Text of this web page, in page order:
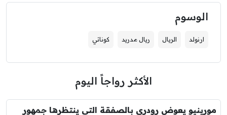
الوسوم
ارنولد الريال ريال مدريد كوناتي
الأكثر رواجاً اليوم
مورينيو يعوض رودري بالصفقة التي ينتظرها جمهور